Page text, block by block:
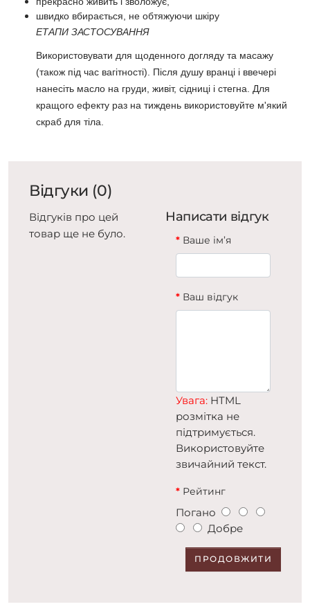
швидко вбирається, не обтяжуючи шкіру
ЕТАПИ ЗАСТОСУВАННЯ
Використовувати для щоденного догляду та масажу
(також під час вагітності). Після душу вранці і ввечері
нанесіть масло на груди, живіт, сідниці і стегна. Для
кращого ефекту раз на тиждень використовуйте м'який
скраб для тіла.
Відгуки (0)
Відгуків про цей
товар ще не було.
Написати відгук
Ваше ім’я
Ваш відгук
Увага: HTML
розмітка не
підтримується.
Використовуйте
звичайний текст.
Рейтинг
Погано
Добре
ПРОДОВЖИТИ